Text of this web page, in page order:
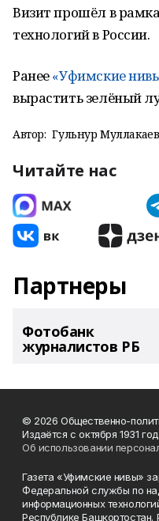
Визит прошёл в
технологий в России.
Ранее«Уфимские
вырастить зелёный
Автор: Гульнур
Читайте нас
Партнеры
Фотобанк
журналистов РБ
© 2026 Общественно-
Издаётся с октября 1931
Об использовании
Газета «Уфимские нивы»
Федеральной службы по
информационных
Республике